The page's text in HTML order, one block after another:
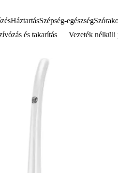
HáztartásSzépség-egészség
és takarítás Vezeték nélküli